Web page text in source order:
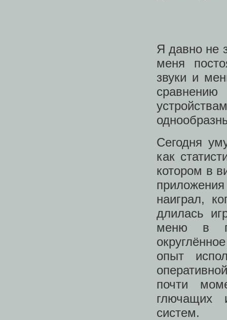
Я давно не
меня
звуки и
Сегодня
как
котором в
наиграл,
длилась
меню в
опыт
почти
глючащих
систем.